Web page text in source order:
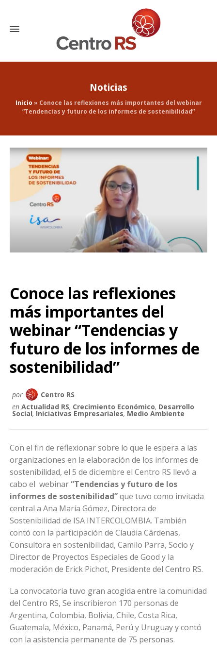
Noticias
Inicio » Conoce las reflexiones más importantes del webinar
“Tendencias y futuro de los informes de sostenibilidad”
Conoce las reflexiones
más importantes del
webinar “Tendencias y
futuro de los informes de
sostenibilidad”
por
Centro RS
en Actualidad RS, Crecimiento Económico, Desarrollo
Social, Iniciativas Empresariales, Medio Ambiente
Con el fin de reflexionar sobre lo que le espera a las
organizaciones en la elaboración de los informes de
sostenibilidad, el 5 de diciembre el Centro RS llevó a
cabo el webinar“Tendencias y futuro de los
informes de sostenibilidad”que tuvo como invitada
central a Ana María Gómez, Directora de
Sostenibilidad de ISA INTERCOLOMBIA. También
contó con la participación de Claudia Cárdenas,
Consultora en sostenibilidad, Camilo Parra, Socio y
Director de Proyectos Especiales de Good y la
moderación de Erick Pichot, Presidente del Centro RS.
La convocatoria tuvo gran acogida entre la comunidad
del Centro RS, Se inscribieron 170 personas de
Argentina, Colombia, Bolivia, Chile, Costa Rica,
Guatemala, México, Panamá, Perú y Uruguay y contó
con la asistencia permanente de 75 personas.